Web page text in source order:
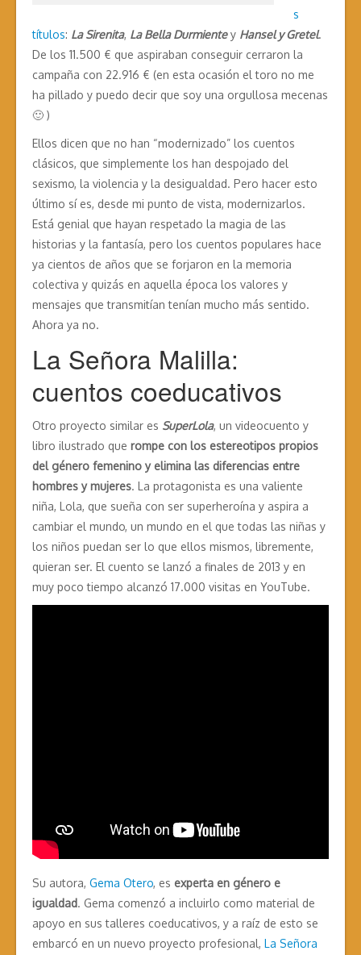
s
títulos: La Sirenita, La Bella Durmientey Hansel y Gretel.
De los 11.500 € que aspiraban conseguir cerraron la
campaña con 22.916 € (en esta ocasión el toro no me
ha pillado y puedo decir que soy una orgullosa mecenas
🙂 )
Ellos dicen que no han “modernizado” los cuentos
clásicos, que simplemente los han despojado del
sexismo, la violencia y la desigualdad. Pero hacer esto
último sí es, desde mi punto de vista, modernizarlos.
Está genial que hayan respetado la magia de las
historias y la fantasía, pero los cuentos populares hace
ya cientos de años que se forjaron en la memoria
colectiva y quizás en aquella época los valores y
mensajes que transmitían tenían mucho más sentido.
Ahora ya no.
La Señora Malilla:
cuentos coeducativos
Otro proyecto similar es SuperLola, un videocuento y
libro ilustrado que rompe con los estereotipos propios
del género femenino y elimina las diferencias entre
hombres y mujeres. La protagonista es una valiente
niña, Lola, que sueña con ser superheroína y aspira a
cambiar el mundo, un mundo en el que todas las niñas y
los niños puedan ser lo que ellos mismos, libremente,
quieran ser. El cuento se lanzó a finales de 2013 y en
muy poco tiempo alcanzó 17.000 visitas en YouTube.
Su autora, Gema Otero, es experta en género e
igualdad. Gema comenzó a incluirlo como material de
apoyo en sus talleres coeducativos, y a raíz de esto se
embarcó en un nuevo proyecto profesional, La Señora